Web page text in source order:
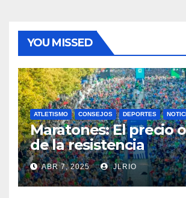
YOU MISSED
ATLETISMO CONSEJOS DEPORTES
Maratones: El precio
de la resistencia
ABR 7, 2025 JLRIO